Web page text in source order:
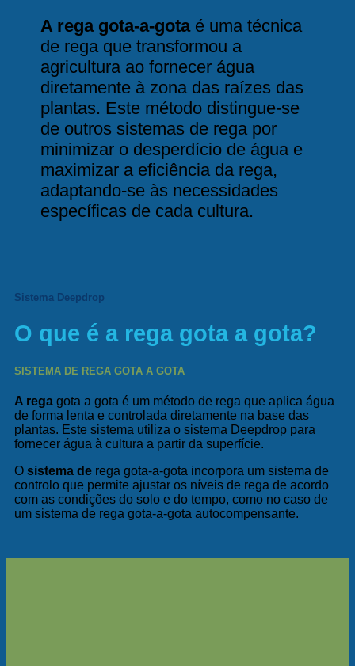
A rega gota-a-gotaé uma técnica
de rega que transformou a
agricultura ao fornecer água
diretamente à zona das raízes das
plantas. Este método distingue-se
de outrossistemas de regapor
minimizar o desperdício de água e
maximizar a eficiência da rega,
adaptando-se às necessidades
específicas de cada cultura.
Sistema Deepdrop
O que é a rega gota a gota?
SISTEMA DE REGA GOTA A GOTA
A rega gota a gota é um método de rega que aplica água
de forma lenta e controlada diretamente na base das
plantas. Este sistema utiliza o sistema Deepdrop para
fornecer água à cultura a partir da superfície.
O sistema de rega gota-a-gota incorpora um sistema de
controlo que permite ajustar os níveis de rega de acordo
com as condições do solo e do tempo, como no caso de
um sistema de rega gota-a-gota autocompensante.